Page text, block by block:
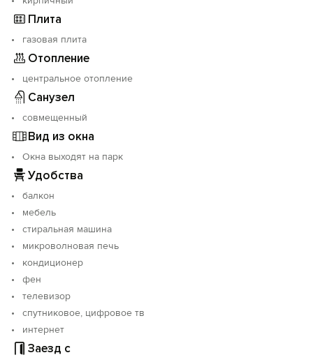
оговаривается заранее. Обратите внимание: в случае
досрочного выезда средства за оплаченный период
Только для жилья, не для вечеринок.
Наши гости всегда могут рассчитывать на советы о
том, что и где можно посетить в нашем городе-герое
и прекрасном Крыму. С нетерпением ждем Вас!
Плита
газовая плита
Отопление
центральное отопление
Санузел
совмещенный
Вид из окна
Окна выходят на парк
Удобства
балкон
мебель
стиральная машина
микроволновая печь
кондиционер
фен
телевизор
спутниковое, цифровое тв
интернет
Заезд с